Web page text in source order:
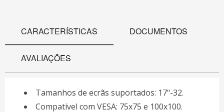
CARACTERÍSTICAS DOCUMENTOS
AVALIAÇÕES
Tamanhos de ecrãs suportados: 17"-32.
Compatível com VESA: 75x75 e 100x100.